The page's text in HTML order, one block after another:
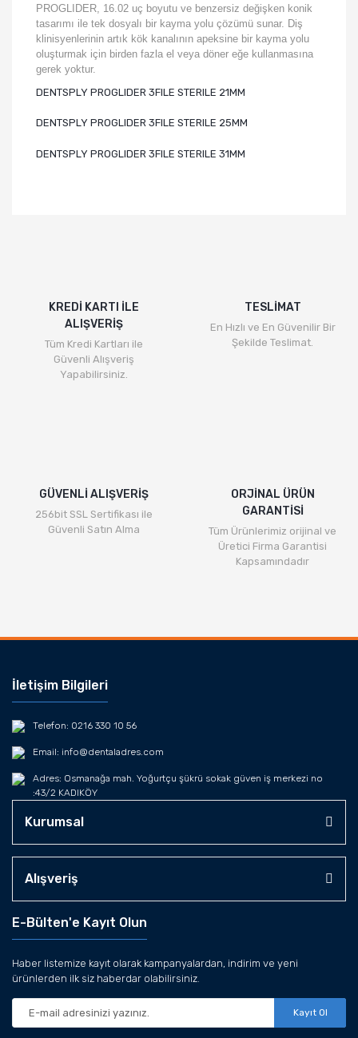
PROGLIDER, 16.02 uç boyutu ve benzersiz değişken konik
tasarımı ile tek dosyalı bir kayma yolu çözümü sunar. Diş
klinisyenlerinin artık kök kanalının apeksine bir kayma yolu
oluşturmak için birden fazla el veya döner eğe kullanmasına
gerek yoktur.
DENTSPLY PROGLIDER 3FILE STERILE 21MM
DENTSPLY PROGLIDER 3FILE STERILE 25MM
DENTSPLY PROGLIDER 3FILE STERILE 31MM
KREDİ KARTI İLE
ALIŞVERİŞ
Tüm Kredi Kartları ile
Güvenli Alışveriş
Yapabilirsiniz.
TESLİMAT
En Hızlı ve En Güvenilir Bir
Şekilde Teslimat.
GÜVENLİ ALIŞVERİŞ
256bit SSL Sertifikası ile
Güvenli Satın Alma
ORJİNAL ÜRÜN
GARANTİSİ
Tüm Ürünlerimiz orijinal ve
Üretici Firma Garantisi
Kapsamındadır
İletişim Bilgileri
Telefon: 0216 330 10 56
Email: info@dentaladres.com
Adres: Osmanağa mah. Yoğurtçu şükrü sokak güven iş merkezi no
:43/2 KADIKÖY
Kurumsal
Alışveriş
E-Bülten'e Kayıt Olun
Haber listemize kayıt olarak kampanyalardan, indirim ve yeni
ürünlerden ilk siz haberdar olabilirsiniz.
Kayıt Ol